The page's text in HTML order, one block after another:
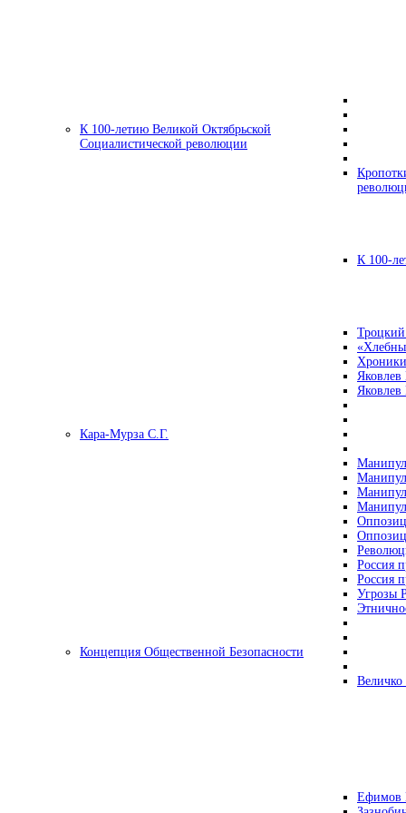
К 100-летию Великой Октябрьской
Социалистической революции
К 100-
Кара-Мурза С.Г.
Россия
Россия
Угрозы
Концепция Общественной Безопасности
Ефимов